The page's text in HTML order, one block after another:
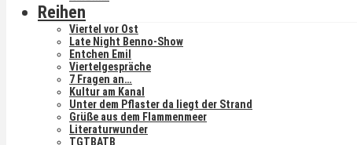
Reihen
Viertel vor Ost
Late Night Benno-Show
Entchen Emil
Viertelgespräche
7 Fragen an…
Kultur am Kanal
Unter dem Pflaster da liegt der Strand
Grüße aus dem Flammenmeer
Literaturwunder
TGTBATB